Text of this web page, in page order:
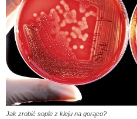
Jak zrobić sople z kleju na gorąco?